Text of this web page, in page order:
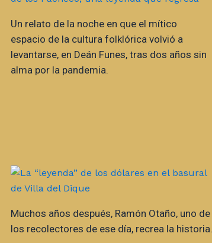
Un relato de la noche en que el mítico
espacio de la cultura folklórica volvió a
levantarse, en Deán Funes, tras dos años sin
alma por la pandemia.
Muchos años después, Ramón Otaño, uno de
los recolectores de ese día, recrea la historia.